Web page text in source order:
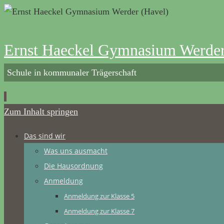
Ernst Haeckel Gymnasium
Schule in kommunaler Trägerschaft
Zum Inhalt springen
Das sind wir
Was uns ausmacht
Die Hausordnung
Anmeldung
Anmeldung zur Klasse 5
Anmeldung zur Klasse 7